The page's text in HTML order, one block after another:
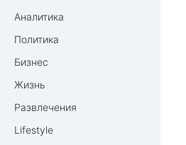
Аналитика
Политика
Бизнес
Жизнь
Развлечения
Lifestyle